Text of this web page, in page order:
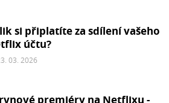
si připlatíte za sdílení vašeho
účtu?
03. 2026
premiéry na Netflixu -